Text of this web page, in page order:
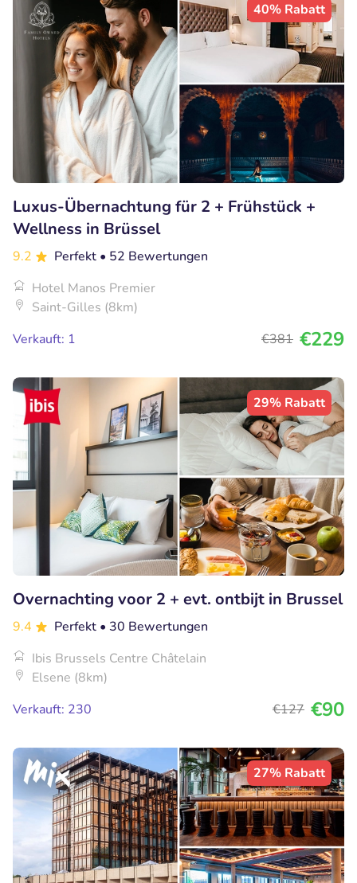
40% Rabatt
Luxus-Übernachtung für 2 + Frühstück +
Wellness in Brüssel
9.2 Perfekt • 52 Bewertungen
Hotel Manos Premier
Saint-Gilles (8km)
Verkauft: 1
€381 €229
29% Rabatt
Overnachting voor 2 + evt. ontbijt in Brussel
9.4 Perfekt • 30 Bewertungen
Ibis Brussels Centre Châtelain
Elsene (8km)
Verkauft: 230
€127 €90
27% Rabatt